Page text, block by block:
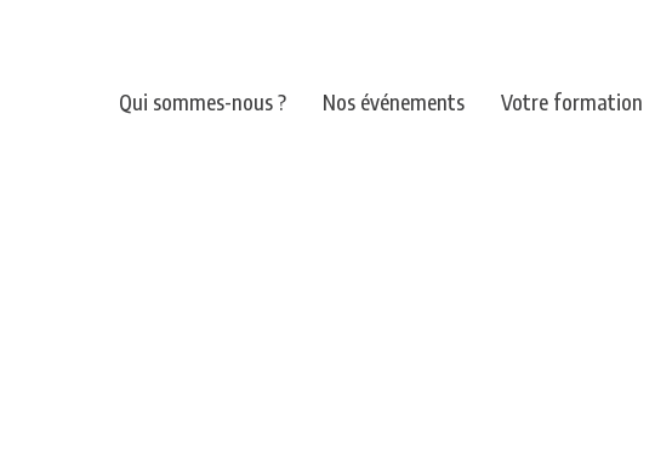
Qui sommes-nous ? Nos événements Votre formation